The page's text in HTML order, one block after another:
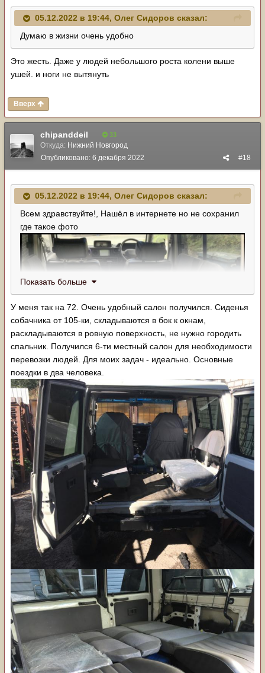
05.12.2022 в 19:44, Олег Сидоров сказал:
Думаю в жизни очень удобно
Это жесть. Даже у людей небольшого роста колени выше
ушей. и ноги не вытянуть
Вверх
chipanddeil 33
Откуда: Нижний Новгород
#18
Опубликовано: 6 декабря 2022
05.12.2022 в 19:44, Олег Сидоров сказал:
Всем здравствуйте!, Нашёл в интернете но не сохранил
где такое фото
Думаю в жизни очень удобно
вот только от чего такие, подскажите может кто знает,
складываются оба вверх
Показать больше
У меня так на 72. Очень удобный салон получился. Сиденья
собачника от 105-ки, складываются в бок к окнам,
раскладываются в ровную поверхность, не нужно городить
спальник. Получился 6-ти местный салон для необходимости
перевозки людей. Для моих задач - идеально. Основные
поездки в два человека.